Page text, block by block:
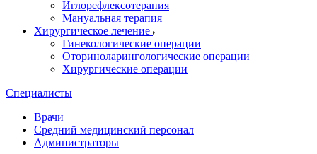
Иглорефлексотерапия
Мануальная терапия
Хирургическое лечение
Гинекологические операции
Оториноларингологические операции
Хирургические операции
Специалисты
Врачи
Средний медицинский персонал
Администраторы